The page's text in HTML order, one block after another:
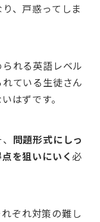
、戸惑ってしま
れる英語レベル
ている生徒さん
はずです。
問題形式にしっ
を狙いにいく必
ぞれ対策の難し